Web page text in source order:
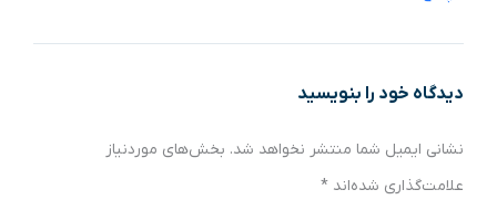
دیدگاه‌ خود را بنویسید
نشانی ایمیل شما منتشر نخواهد شد. بخش‌های موردنیاز
علامت‌گذاری شده‌اند *